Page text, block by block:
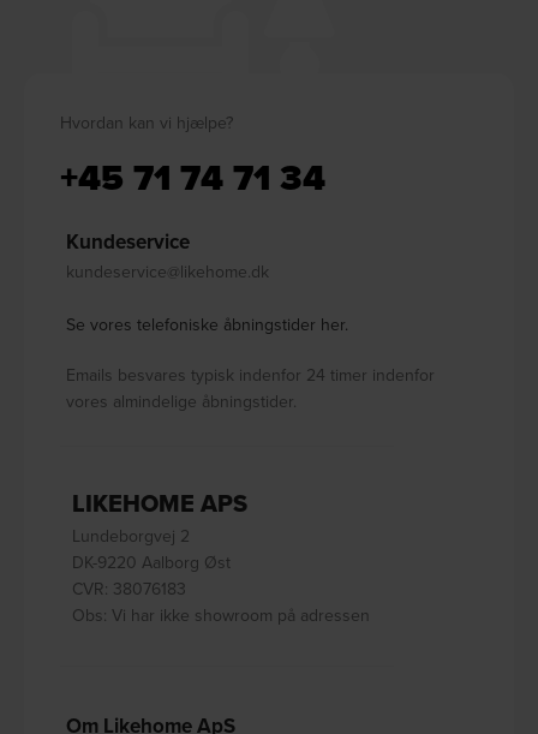
Hvordan kan vi hjælpe?
+45 71 74 71 34
Kundeservice
kundeservice@likehome.dk
Se vores telefoniske åbningstider her.
Emails besvares typisk indenfor 24 timer indenfor
vores almindelige åbningstider.
LIKEHOME APS
Lundeborgvej 2
DK-9220 Aalborg Øst
CVR: 38076183
Obs: Vi har ikke showroom på adressen
Om Likehome ApS